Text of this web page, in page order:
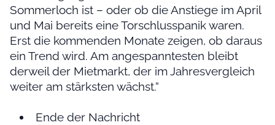
Sommerloch ist – oder ob die Anstiege im April
und Mai bereits eine Torschlusspanik waren.
Erst die kommenden Monate zeigen, ob daraus
ein Trend wird. Am angespanntesten bleibt
derweil der Mietmarkt, der im Jahresvergleich
weiter am stärksten wächst.“
Ende der Nachricht